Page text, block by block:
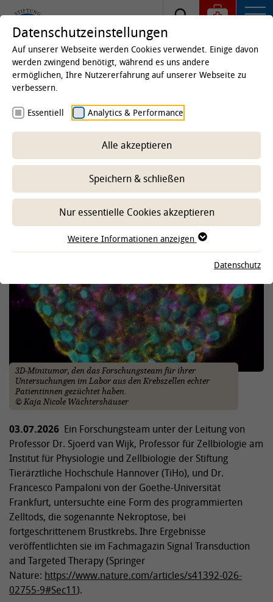
Zerstörung in 3D
TiHo-Forschende lösen in 3D-Minitumoren den
Zelltod aus und finden heraus, dass das
Erzwingen des Zelltods von Krebszellen auch
das Immunsystem alarmieren und dessen
Angriff auf den Tumor verstärken kann.
3D-Minitumor, den das Forschungsteam für ihrer
Untersuchungen im Labor aus den Krebszellen echter
Patientinnen gezüchtet haben.
© Kaja Nicole Wächtershäuser
03.07.2026 Ein Forschungsteam unter der Leitung von
Professor Dr. Sjoerd van Wijk, Professor für Zellbiologie am
Institut für Physiologie und Zellbiologie der Stiftung
Tierärztliche Hochschule Hannover (TiHo), und Dr.
Francesco Pampaloni von der Goethe-Universität
Frankfurt, untersuchte eine Form des programmierten
Zelltods, die sogenannte Nekroptose, bei
fortgeschrittenem Brustkrebs. Ihre Ergebnisse
veröffentlichten sie im Fachmagazin Signal Transduction
and Targeted Therapy (Springer
Nature: https://www.nature.com/articles/s41392-026-
02755-9#Sec11).
Datenschutzeinstellungen
Auf unserer Webseite werden Cookies verwendet. Einige davon
werden zwingend benötigt, während es uns andere
ermöglichen, Ihre Nutzererfahrung auf unserer Webseite zu
verbessern.
Essentiell Analytics & Performance
Alle akzeptieren
Speichern & schließen
Nur essentielle Cookies akzeptieren
Weitere Informationen anzeigen
Datenschutz